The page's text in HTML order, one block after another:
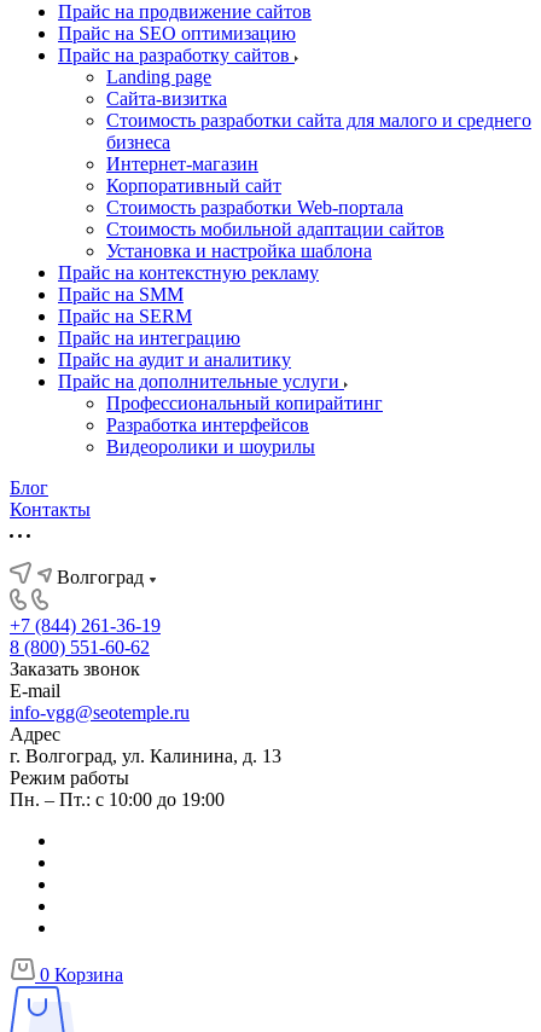
Прайс на продвижение сайтов
Прайс на SEO оптимизацию
Прайс на разработку сайтов
Landing page
Cайта-визитка
Стоимость разработки сайта для малого и среднего
бизнеса
Интернет-магазин
Корпоративный сайт
Стоимость разработки Web-портала
Стоимость мобильной адаптации сайтов
Установка и настройка шаблона
Прайс на контекстную рекламу
Прайс на SMM
Прайс на SERM
Прайс на интеграцию
Прайс на аудит и аналитику
Прайс на дополнительные услуги
Профессиональный копирайтинг
Разработка интерфейсов
Видеоролики и шоурилы
Блог
Контакты
Волгоград
+7 (844) 261-36-19
8 (800) 551-60-62
Заказать звонок
E-mail
info-vgg@seotemple.ru
Адрес
г. Волгоград, ул. Калинина, д. 13
Режим работы
Пн. – Пт.: с 10:00 до 19:00
0 Корзина